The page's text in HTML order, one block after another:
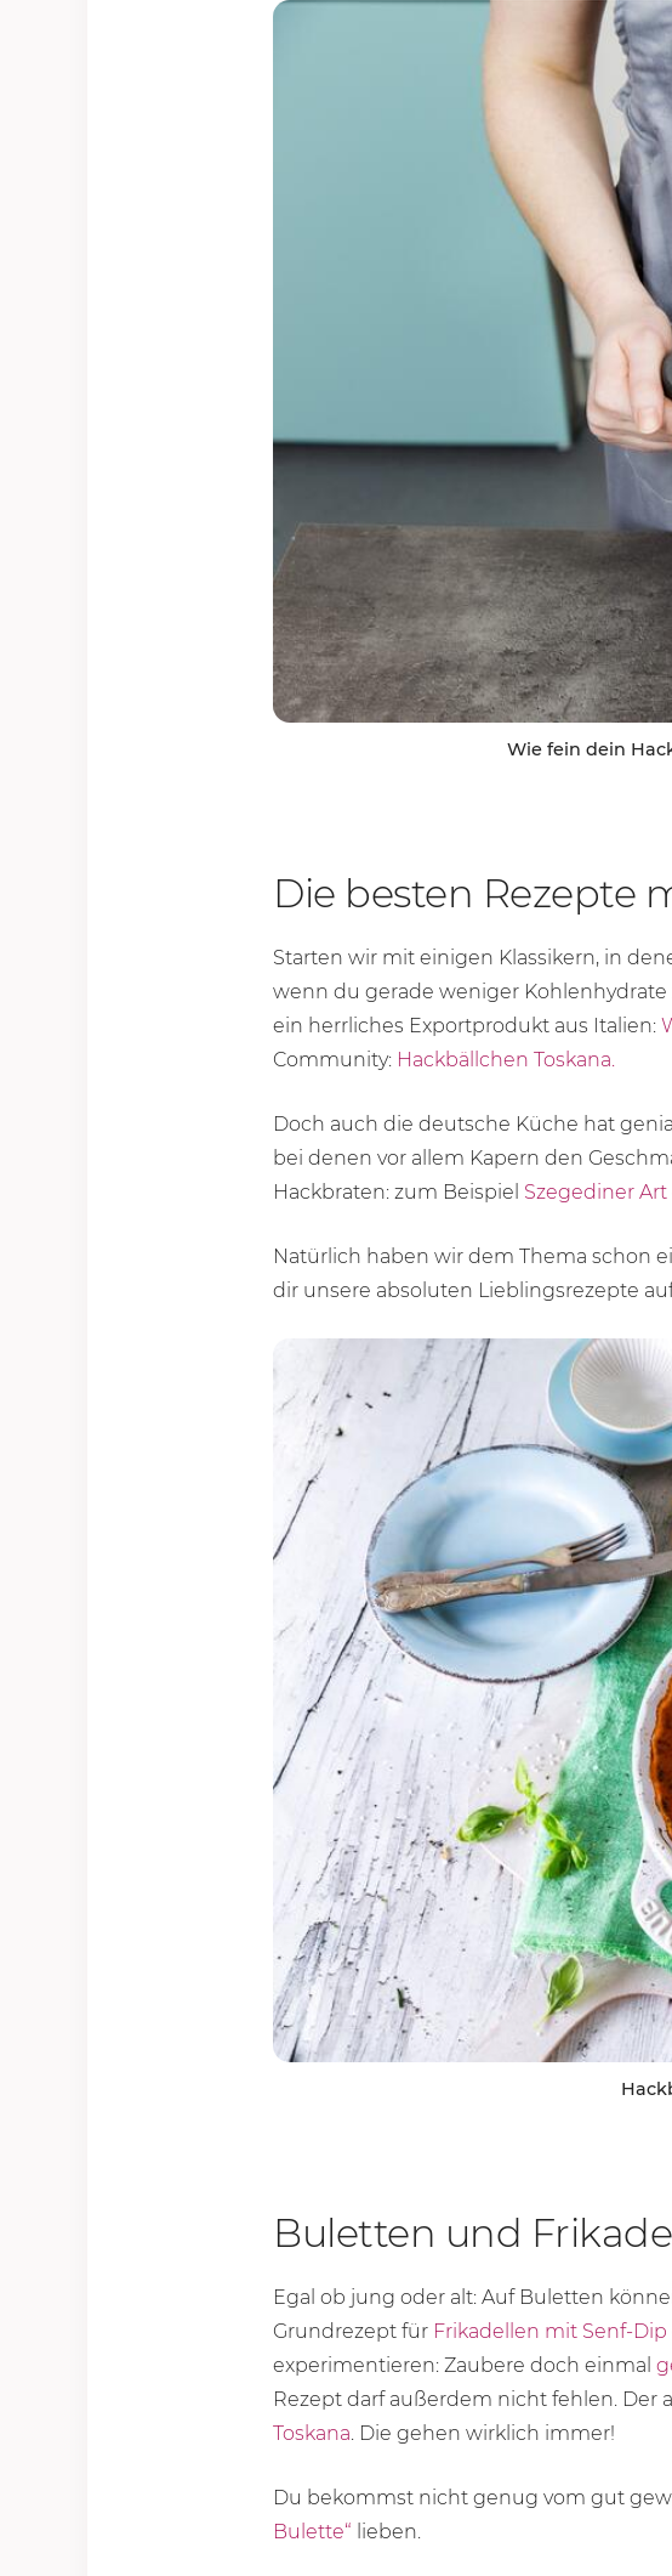
Wie fein dein
Die besten Rezepte
Starten wir mit einigen Klassikern, in
wenn du gerade weniger
ein herrliches Exportprodukt aus Italien:
Community: Hackbällchen Toskana.
Doch auch die deutsche Küche hat
bei denen vor allem Kapern den
Hackbraten: zum Beispiel Szegediner Art
Natürlich haben wir dem Thema schon
dir unsere absoluten Lieblingsrezepte
Buletten und
Egal ob jung oder alt: Auf Buletten
Grundrezept für Frikadellen mit Senf-Dip
experimentieren: Zaubere doch einmal
Rezept darf außerdem nicht fehlen. Der
Toskana. Die gehen wirklich immer!
Du bekommst nicht genug vom gut
Bulette“ lieben.